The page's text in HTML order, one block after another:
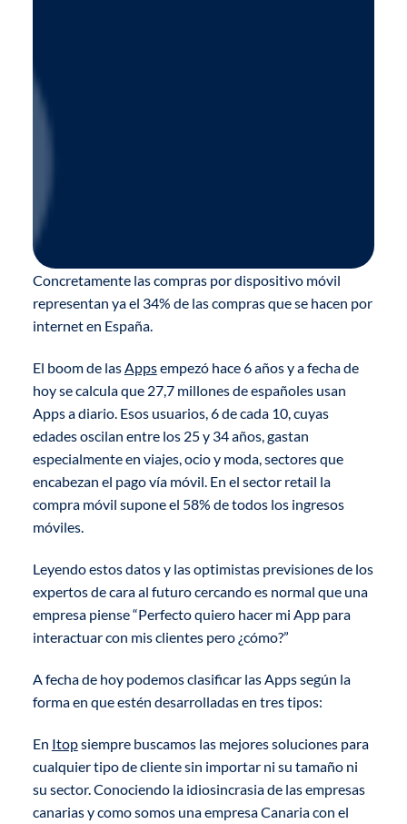
Concretamente las compras por dispositivo móvil
representan ya el 34% de las compras que se hacen por
internet en España.
El boom de lasAppsempezó hace 6 años y a fecha de
hoy se calcula que 27,7 millones de españoles usan
Apps a diario. Esos usuarios, 6 de cada 10, cuyas
edades oscilan entre los 25 y 34 años, gastan
especialmente en viajes, ocio y moda, sectores que
encabezan el pago vía móvil. En el sector retail la
compra móvil supone el 58% de todos los ingresos
móviles.
Leyendo estos datos y las optimistas previsiones de los
expertos de cara al futuro cercando es normal que una
empresa piense “Perfecto quiero hacer mi App para
interactuar con mis clientes pero ¿cómo?”
A fecha de hoy podemos clasificar las Apps según la
forma en que estén desarrolladas en tres tipos:
En Itopsiempre buscamos las mejores soluciones para
cualquier tipo de cliente sin importar ni su tamaño ni
su sector. Conociendo la idiosincrasia de las empresas
canarias y como somos una empresa Canaria con el